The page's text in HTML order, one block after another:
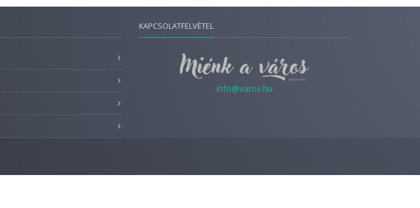
KAPCSOLATFELVÉTEL
info@varos.hu